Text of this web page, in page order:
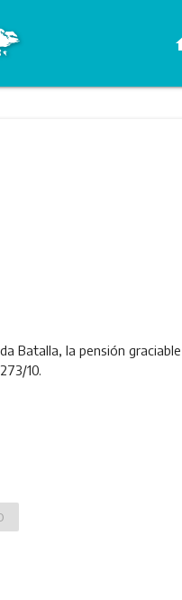
Batalla, la pensión
10.